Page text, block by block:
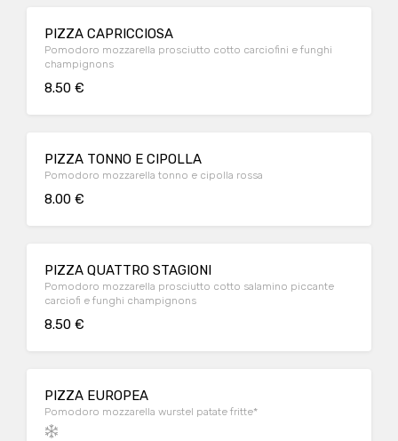
PIZZA CAPRICCIOSA
Pomodoro mozzarella prosciutto cotto carciofini e funghi
champignons
8.50 €
PIZZA TONNO E CIPOLLA
Pomodoro mozzarella tonno e cipolla rossa
8.00 €
PIZZA QUATTRO STAGIONI
Pomodoro mozzarella prosciutto cotto salamino piccante
carciofi e funghi champignons
8.50 €
PIZZA EUROPEA
Pomodoro mozzarella wurstel patate fritte*